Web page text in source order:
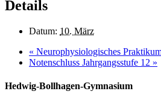
Details
Datum: 10. März
« Neurophysiologisches
Notenschluss Jahrgangsstufe 12 »
Hedwig-Bollhagen-Gymnasium